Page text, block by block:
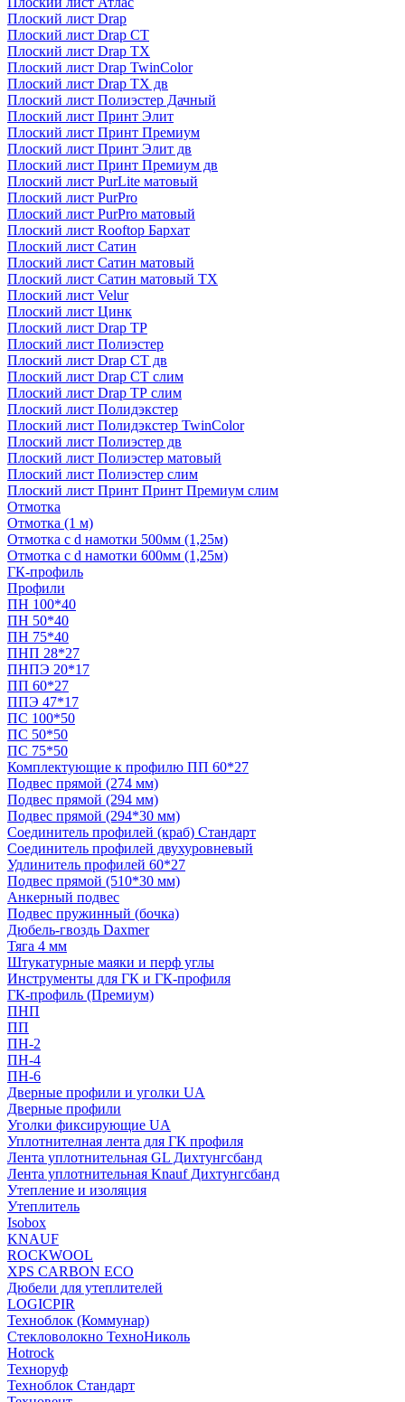
Плоский лист Drap
Плоский лист Drap СТ
Плоский лист Drap TX
Плоский лист Drap TwinColor
Плоский лист Drap ТХ дв
Плоский лист Полиэстер Дачный
Плоский лист Принт Элит
Плоский лист Принт Премиум
Плоский лист Принт Элит дв
Плоский лист Принт Премиум дв
Плоский лист PurLite матовый
Плоский лист PurPro
Плоский лист PurPro матовый
Плоский лист Rooftop Бархат
Плоский лист Сатин
Плоский лист Сатин матовый
Плоский лист Сатин матовый TX
Плоский лист Velur
Плоский лист Цинк
Плоский лист Drap ТР
Плоский лист Полиэстер
Плоский лист Drap СТ дв
Плоский лист Drap СТ слим
Плоский лист Drap ТР слим
Плоский лист Полидэкстер
Плоский лист Полидэкстер TwinColor
Плоский лист Полиэстер дв
Плоский лист Полиэстер матовый
Плоский лист Полиэстер слим
Плоский лист Принт Принт Премиум слим
Отмотка
Отмотка (1 м)
Отмотка с d намотки 500мм (1,25м)
Отмотка с d намотки 600мм (1,25м)
ГК-профиль
Профили
ПН 100*40
ПН 50*40
ПН 75*40
ПНП 28*27
ПНПЭ 20*17
ПП 60*27
ППЭ 47*17
ПС 100*50
ПС 50*50
ПС 75*50
Комплектующие к профилю ПП 60*27
Подвес прямой (274 мм)
Подвес прямой (294 мм)
Подвес прямой (294*30 мм)
Соединитель профилей (краб) Стандарт
Соединитель профилей двухуровневый
Удлинитель профилей 60*27
Подвес прямой (510*30 мм)
Анкерный подвес
Подвес пружинный (бочка)
Дюбель-гвоздь Daxmer
Тяга 4 мм
Штукатурные маяки и перф углы
Инструменты для ГК и ГК-профиля
ГК-профиль (Премиум)
ПНП
ПП
ПН-2
ПН-4
ПН-6
Дверные профили и уголки UA
Дверные профили
Уголки фиксирующие UA
Уплотнителная лента для ГК профиля
Лента уплотнительная GL Дихтунгсбанд
Лента уплотнительная Knauf Дихтунгсбанд
Утепление и изоляция
Утеплитель
Isobox
KNAUF
ROCKWOOL
XPS CARBON ECO
Дюбели для утеплителей
LOGICPIR
Техноблок (Коммунар)
Стекловолокно ТехноНиколь
Hotrock
Технoруф
Техноблок Стандарт